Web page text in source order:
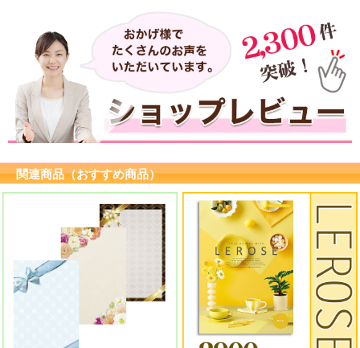
関連商品（おすすめ商品）